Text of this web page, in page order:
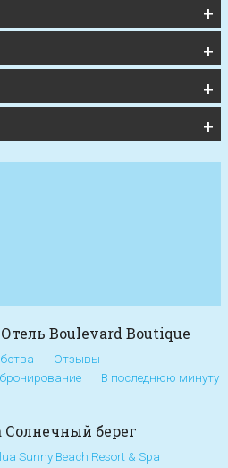
Boulevard Boutique
Отзывы
В последнюю минуту
Солнечный берег
Sunny Beach Resort & Spa